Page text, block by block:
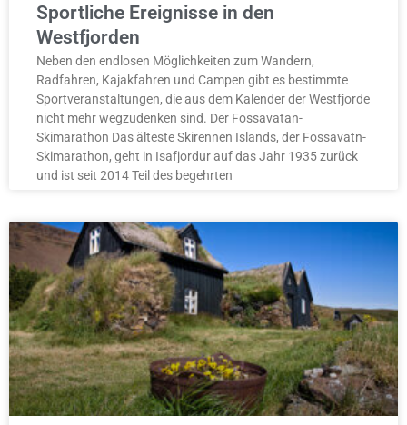
Sportliche Ereignisse in den
Westfjorden
Neben den endlosen Möglichkeiten zum Wandern,
Radfahren, Kajakfahren und Campen gibt es bestimmte
Sportveranstaltungen, die aus dem Kalender der Westfjorde
nicht mehr wegzudenken sind. Der Fossavatan-
Skimarathon Das älteste Skirennen Islands, der Fossavatn-
Skimarathon, geht in Isafjordur auf das Jahr 1935 zurück
und ist seit 2014 Teil des begehrten